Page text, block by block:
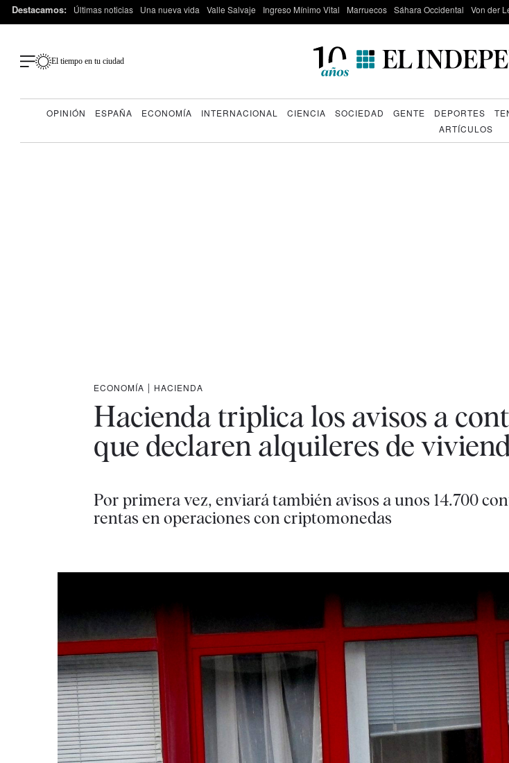
Destacamos: Últimas noticias Una nueva vida Valle Salvaje Ingreso Mínimo Vital Marruecos Sáhara Occidental Von der
El tiempo en tu ciudad
OPINIÓN ESPAÑA ECONOMÍA INTERNACIONAL CIENCIA SOCIEDAD GENTE DEPORTES
ARTÍCULOS
ECONOMÍA | HACIENDA
Hacienda triplica los avisos a
que declaren alquileres de
Por primera vez, enviará también avisos a unos 14.700
rentas en operaciones con criptomonedas